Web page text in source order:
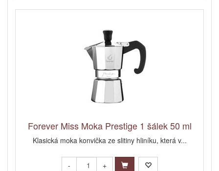
Forever Miss Moka Prestige 1 šálek 50 ml
Klasická moka konvička ze slitiny hliníku, která v...
- +